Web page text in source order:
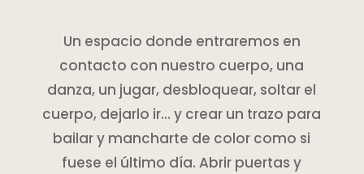
Un espacio donde entraremos en
contacto con nuestro cuerpo, una
danza, un jugar, desbloquear, soltar el
cuerpo, dejarlo ir… y crear un trazo para
bailar y mancharte de color como si
fuese el último día. Abrir puertas y